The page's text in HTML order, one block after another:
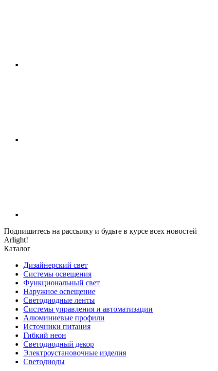
Подпишитесь на рассылку и будьте в курсе всех новостей
Arlight!
Каталог
Дизайнерский свет
Системы освещения
Функциональный свет
Наружное освещение
Светодиодные ленты
Системы управления и автоматизации
Алюминиевые профили
Источники питания
Гибкий неон
Светодиодный декор
Электроустановочные изделия
Светодиоды